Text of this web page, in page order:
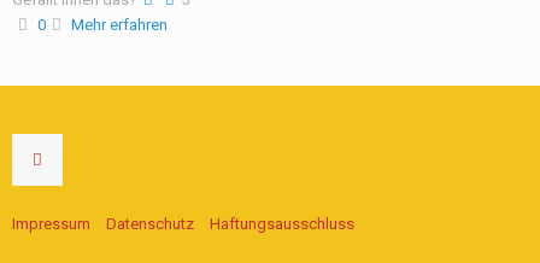
0
Mehr erfahren
Impressum Datenschutz Haftungsausschluss